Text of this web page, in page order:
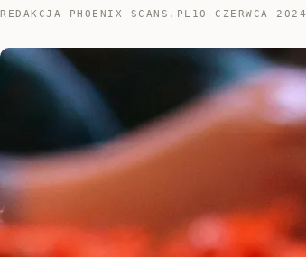
REDAKCJA PHOENIX-SCANS.PL 10 CZERWCA 2024